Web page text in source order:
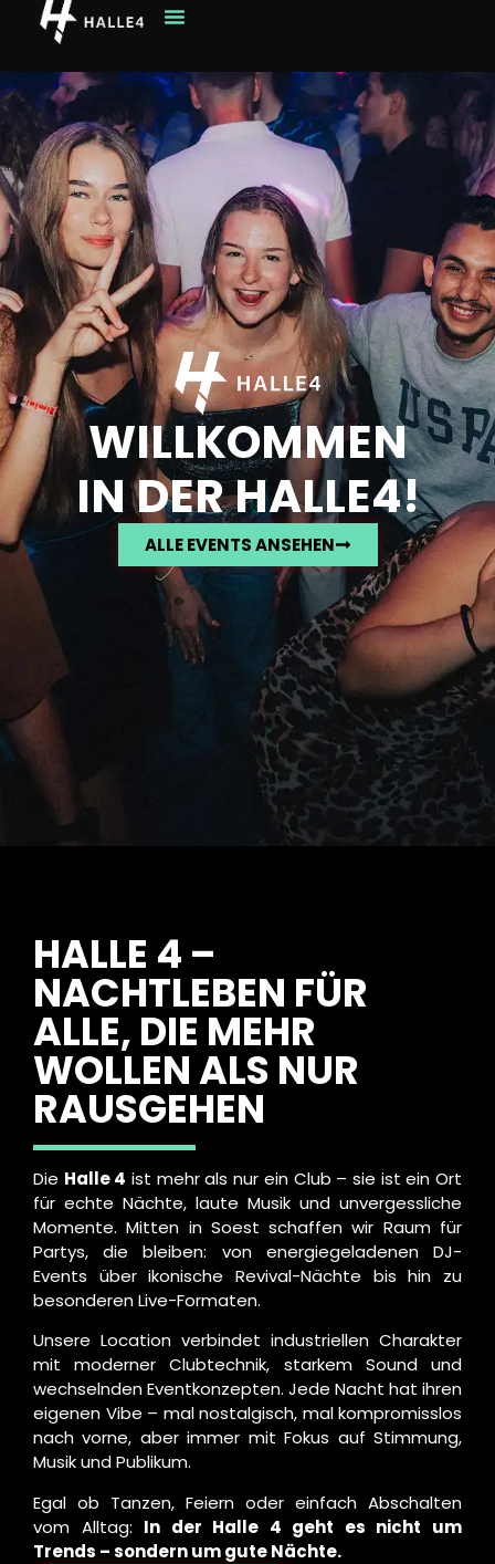
WILLKOMMEN
IN DER HALLE4!
ALLE EVENTS ANSEHEN
HALLE 4 –
NACHTLEBEN FÜR
ALLE, DIE MEHR
WOLLEN ALS NUR
RAUSGEHEN
Die Halle 4 ist mehr als nur ein Club – sie ist ein Ort
für echte Nächte, laute Musik und unvergessliche
Momente. Mitten in Soest schaffen wir Raum für
Partys, die bleiben: von energiegeladenen DJ-
Events über ikonische Revival-Nächte bis hin zu
besonderen Live-Formaten.
Unsere Location verbindet industriellen Charakter
mit moderner Clubtechnik, starkem Sound und
wechselnden Eventkonzepten. Jede Nacht hat ihren
eigenen Vibe – mal nostalgisch, mal kompromisslos
nach vorne, aber immer mit Fokus auf Stimmung,
Musik und Publikum.
Egal ob Tanzen, Feiern oder einfach Abschalten
vom Alltag: In der Halle 4 geht es nicht um
Trends – sondern um gute Nächte.